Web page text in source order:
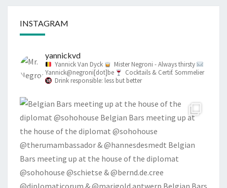
INSTAGRAM
yannickvd
Yannick Van Dyck
Mister Negroni - Always thirsty
Yannick@negroni[dot]be
Cocktails & Certif. Sommelier
Drink responsible: less but better